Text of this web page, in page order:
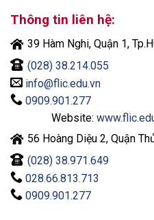
Thông tin liên hệ:
39 Hàm Nghi, Quận 1,
(028) 38.214.055
info@flic.edu.vn
0909.901.277
Website:
56 Hoàng Diệu 2, Quận
(028) 38.971.649
028.66.813.713
0909.901.277